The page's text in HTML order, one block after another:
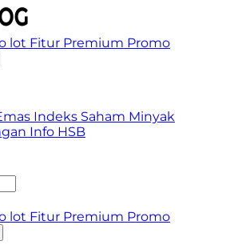
lot Fitur Premium Promo
Indeks Saham Minyak
Info HSB
lot Fitur Premium Promo